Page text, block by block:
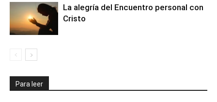
La alegría del Encuentro personal con
Cristo
Para leer